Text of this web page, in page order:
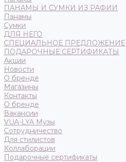
ПАНАМЫ И СУМКИ ИЗ РАФИИ
Панамы
Сумки
ДЛЯ НЕГО
СПЕЦИАЛЬНОЕ ПРЕДЛОЖЕНИЕ
ПОДАРОЧНЫЕ СЕРТИФИКАТЫ
Акции
Новости
О бренде
Магазины
Контакты
О бренде
Вакансии
VUA-LYA Музы
Сотрудничество
Для стилистов
Коллаборации
Подарочные сертификаты